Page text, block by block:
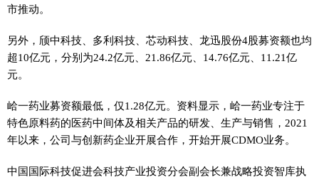
市推动。
另外，颀中科技、多利科技、芯动科技、龙迅股份4股募资额也均
超10亿元，分别为24.2亿元、21.86亿元、14.76亿元、11.21亿
元。
峆一药业募资额最低，仅1.28亿元。资料显示，峆一药业专注于
特色原料药的医药中间体及相关产品的研发、生产与销售，2021
年以来，公司与创新药企业开展合作，开始开展CDMO业务。
中国国际科技促进会科技产业投资分会副会长兼战略投资智库执